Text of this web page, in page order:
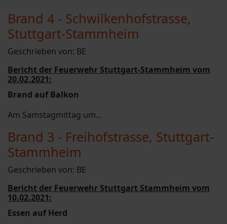
Brand 4 - Schwilkenhofstrasse,
Stuttgart-Stammheim
Geschrieben von: BE
Bericht der Feuerwehr Stuttgart-Stammheim vom
20.02.2021:
Brand auf Balkon
Am Samstagmittag um...
Brand 3 - Freihofstrasse, Stuttgart-
Stammheim
Geschrieben von: BE
Bericht der Feuerwehr Stuttgart Stammheim vom
10.02.2021:
Essen auf Herd